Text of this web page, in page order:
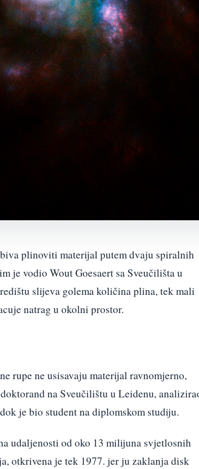
plinoviti materijal putem dvaju spiralnih
je vodio Wout Goesaert sa Sveučilišta u
slijeva golema količina plina, tek mali
natrag u okolni prostor.
rupe ne usisavaju materijal ravnomjerno,
na Sveučilištu u Leidenu,
je bio student na diplomskom studiju.
udaljenosti od oko 13 milijuna svjetlosnih
otkrivena je tek 1977. jer ju zaklanja disk